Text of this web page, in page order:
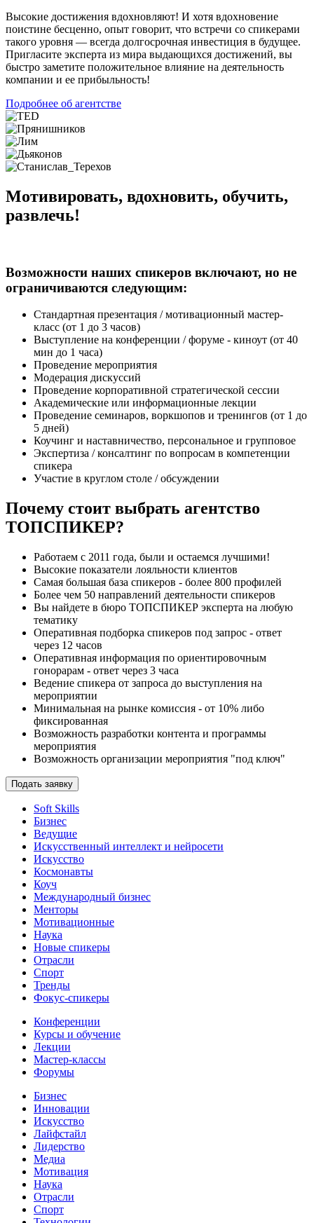
Высокие достижения вдохновляют! И хотя вдохновение
поистине бесценно, опыт говорит, что встречи со спикерами
такого уровня — всегда долгосрочная инвестиция в будущее.
Пригласите эксперта из мира выдающихся достижений, вы
быстро заметите положительное влияние на деятельность
компании и ее прибыльность!
Подробнее об агентстве
Мотивировать, вдохновить, обучить,
развлечь!
Возможности наших спикеров включают, но не
ограничиваются следующим:
Стандартная презентация / мотивационный мастер-
класс (от 1 до 3 часов)
Выступление на конференции / форуме - киноут (от 40
мин до 1 часа)
Проведение мероприятия
Модерация дискуссий
Проведение корпоративной стратегической сессии
Академические или информационные лекции
Проведение семинаров, воркшопов и тренингов (от 1 до
5 дней)
Коучинг и наставничество, персональное и групповое
Экспертиза / консалтинг по вопросам в компетенции
спикера
Участие в круглом столе / обсуждении
Почему стоит выбрать агентство
ТОПСПИКЕР?
Работаем с 2011 года, были и остаемся лучшими!
Высокие показатели лояльности клиентов
Самая большая база спикеров - более 800 профилей
Более чем 50 направлений деятельности спикеров
Вы найдете в бюро ТОПСПИКЕР эксперта на любую
тематику
Оперативная подборка спикеров под запрос - ответ
через 12 часов
Оперативная информация по ориентировочным
гонорарам - ответ через 3 часа
Ведение спикера от запроса до выступления на
мероприятии
Минимальная на рынке комиссия - от 10% либо
фиксированная
Возможность разработки контента и программы
мероприятия
Возможность организации мероприятия "под ключ"
Подать заявку
Soft Skills
Бизнес
Ведущие
Искусственный интеллект и нейросети
Искусство
Космонавты
Коуч
Международный бизнес
Менторы
Мотивационные
Наука
Новые спикеры
Отрасли
Спорт
Тренды
Фокус-спикеры
Конференции
Курсы и обучение
Лекции
Мастер-классы
Форумы
Бизнес
Инновации
Искусство
Лайфстайл
Лидерство
Медиа
Мотивация
Наука
Отрасли
Спорт